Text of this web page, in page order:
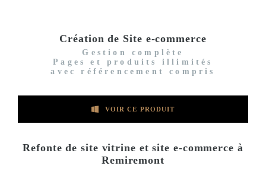
Création de Site e-commerce
Gestion complète
Pages et produits illimités
avec référencement compris
VOIR CE PRODUIT
Refonte de site vitrine et site e-commerce à
Remiremont